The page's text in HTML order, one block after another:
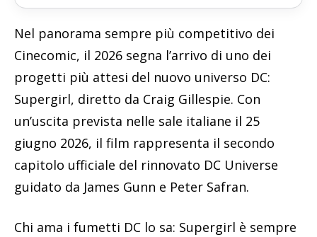
Nel panorama sempre più competitivo dei
Cinecomic, il 2026 segna l’arrivo di uno dei
progetti più attesi del nuovo universo DC:
Supergirl, diretto da Craig Gillespie. Con
un’uscita prevista nelle sale italiane il 25
giugno 2026, il film rappresenta il secondo
capitolo ufficiale del rinnovato DC Universe
guidato da James Gunn e Peter Safran.
Chi ama i fumetti DC lo sa: Supergirl è sempre